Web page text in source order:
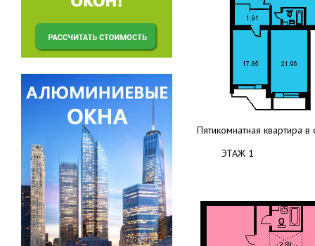
Пятикомнатная квартира
ЭТАЖ 1